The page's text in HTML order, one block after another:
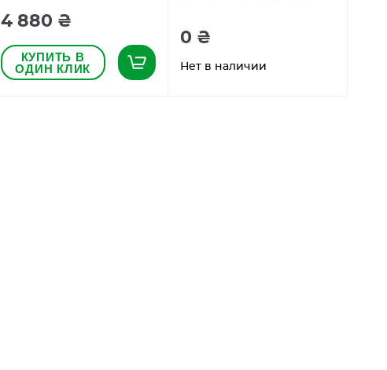
4 880 ₴
КУПИТЬ В
ОДИН КЛИК
0 ₴
Нет в наличии